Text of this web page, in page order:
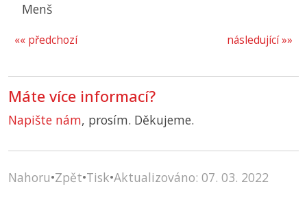
Menš
následující »»
«« předchozí
Máte více informací?
Napište nám, prosím. Děkujeme.
Nahoru•Zpět•Tisk•Aktualizováno: 07. 03. 2022